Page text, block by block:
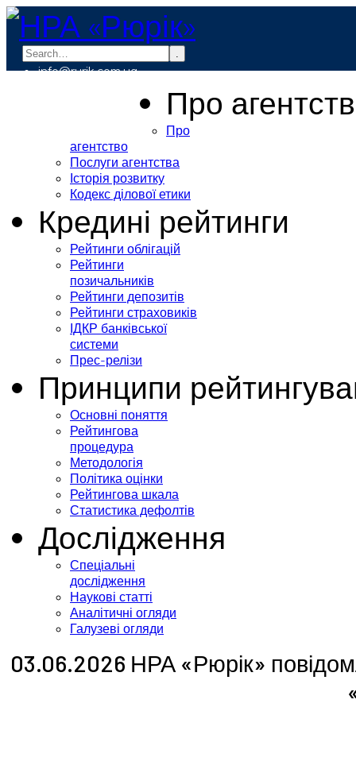
.
info@rurik.com.ua
Про
Про
агентство
Послуги агентства
Історія розвитку
Кодекс ділової етики
Кредині рейтинги
Рейтинги облігацій
Рейтинги
позичальників
Рейтинги депозитів
Рейтинги страховиків
ІДКР банківської
системи
Прес-релізи
Принципи
Основні поняття
Рейтингова
процедура
Методологія
Політика оцінки
Рейтингова шкала
Статистика дефолтів
Дослідження
Спеціальні
дослідження
Наукові статті
Аналітичні огляди
Галузеві огляди
03.06.2026 НРА «Рюрік»